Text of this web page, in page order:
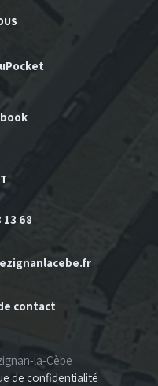
13 68
contact
la-Cèbe
de confidentialité